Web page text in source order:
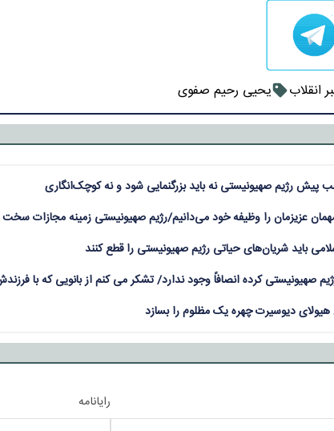
انقلاب یحیی رحیم صفوی
پیش رژیم صهیونیستی نه باید بزرگنمایی شود و نه کوچک‌انگاری
عزیزمان را وظیفه خود می‌دانیم/رژیم صهیونیستی زمینه مجازات سخت
باید شریان‌های حیاتی رژیم صهیونیستی را قطع کنند
صهیونیستی کرده انصافاً وجود ندارد/ تشکر می کنم از بانویی که با
دیوسیرت چهره‌ یک مظلوم را بسازد
رایانامه